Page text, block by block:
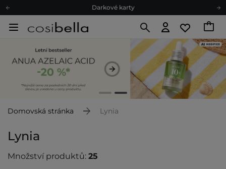
Ekologické balení
Doporučovací Program
Darkové karty
Ekologické balení
Domovská stránka Lynia
Lynia
Množství produktů: 25